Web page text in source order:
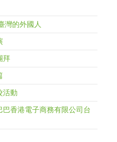
灣的外國人
拜
活動
巴香港電子商務有限公司台